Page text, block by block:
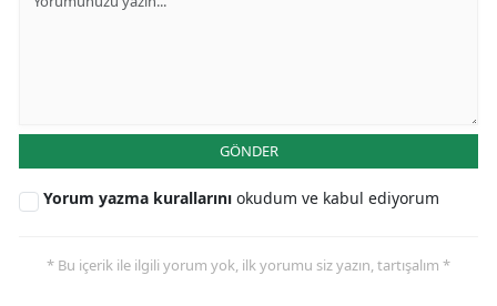
GÖNDER
Yorum yazma kurallarını okudum ve kabul ediyorum
* Bu içerik ile ilgili yorum yok, ilk yorumu siz yazın, tartışalım *